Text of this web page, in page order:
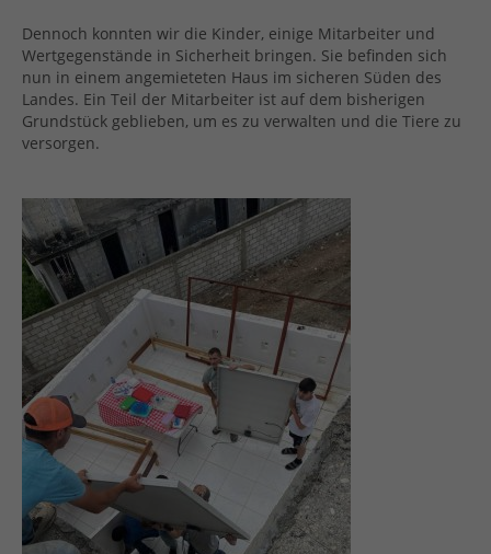
Dennoch konnten wir die Kinder, einige Mitarbeiter und
Wertgegenstände in Sicherheit bringen. Sie befinden sich
nun in einem angemieteten Haus im sicheren Süden des
Landes. Ein Teil der Mitarbeiter ist auf dem bisherigen
Grundstück geblieben, um es zu verwalten und die Tiere zu
versorgen.